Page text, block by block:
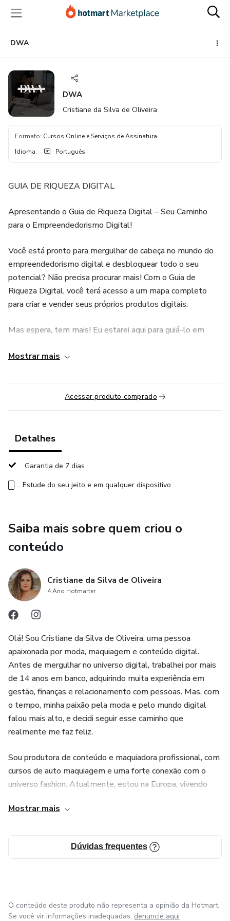
para
conteúdo
principal
para
pagamento
para
rodapé
DWA
DWA
Cristiane da Silva de Oliveira
Formato: Cursos Online e Serviços de Assinatura
Idioma: Português
GUIA DE RIQUEZA DIGITAL
Apresentando o Guia de Riqueza Digital – Seu Caminho
para o Empreendedorismo Digital!
Você está pronto para mergulhar de cabeça no mundo do
empreendedorismo digital e desbloquear todo o seu
potencial? Não precisa procurar mais! Com o Guia de
Riqueza Digital, você terá acesso a um mapa completo
para criar e vender seus próprios produtos digitais.
Mas espera, tem mais! Eu estarei aqui para guiá-lo em
pesquisa de mercado para garantir o sucesso do seu
backend e navegação pelos aspectos legais e logísticos da
sua jornada empresarial.
divertir ao longo do caminho! 🎉
Aqui está um sneak peek do que espera por você:
🚀 Preparando-se: Coloque a base para o seu império
💡 Escolhendo o Nome do Negócio: Faça uma primeira
impressão memorável com um nome de negócio cativante
e relevante.
🎯 Definindo o Seu Nicho: Identifique o seu público-alvo e
conquiste seu espaço único no mercado.
🌟 Noções Básicas de Branding: Aprenda os fundamentos
multidão.
🔑 Domínio e E-mail: Garanta sua presença online com um
domínio profissional e endereço de e-mail.
💡 Criando a Ideia do Seu Produto: Transforme sua paixão
em lucro com ideias inovadoras de produtos.
nome cativante que ressoe com seu público.
🎨 Criação do Produto: Dê vida à sua visão com orientações
perfeito para maximizar seus lucros.
Está pronto para embarcar nessa jornada emocionante em
Mostrar mais
Acessar produto comprado
Detalhes
Garantia de 7 dias
Estude do seu jeito e em qualquer dispositivo
Saiba mais sobre quem criou o
conteúdo
Cristiane da Silva de Oliveira
4 Ano Hotmarter
Olá! Sou Cristiane da Silva de Oliveira, uma pessoa
apaixonada por moda, maquiagem e conteúdo digital.
Antes de mergulhar no universo digital, trabalhei por mais
de 14 anos em banco, adquirindo muita experiência em
gestão, finanças e relacionamento com pessoas. Mas, com
o tempo, minha paixão pela moda e pelo mundo digital
falou mais alto, e decidi seguir esse caminho que
realmente me faz feliz.
Sou produtora de conteúdo e maquiadora profissional, com
cursos de auto maquiagem e uma forte conexão com o
universo fashion. Atualmente, estou na Europa, vivendo
vivência internacional me inspira a compartilhar
essencial para quem quer se destacar no mundo da moda,
beleza e negócios online.
transformar sua paixão em um negócio de sucesso, meu
curso é perfeito para você! Vamos juntos explorar o
Mostrar mais
Dúvidas frequentes
O conteúdo deste produto não representa a opinião da Hotmart.
Se você vir informações inadequadas, denuncie aqui